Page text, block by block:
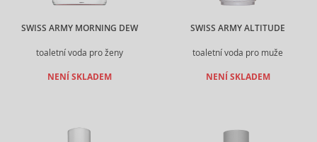
SWISS ARMY MORNING DEW
toaletní voda pro ženy
NENÍ SKLADEM
SWISS ARMY ALTITUDE
toaletní voda pro muže
NENÍ SKLADEM